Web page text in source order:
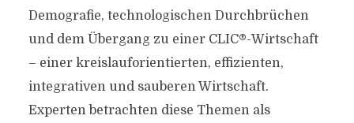
Demografie, technologischen Durchbrüchen
und dem Übergang zu einer CLIC®-Wirtschaft
– einer kreislauforientierten, effizienten,
integrativen und sauberen Wirtschaft.
Experten betrachten diese Themen als